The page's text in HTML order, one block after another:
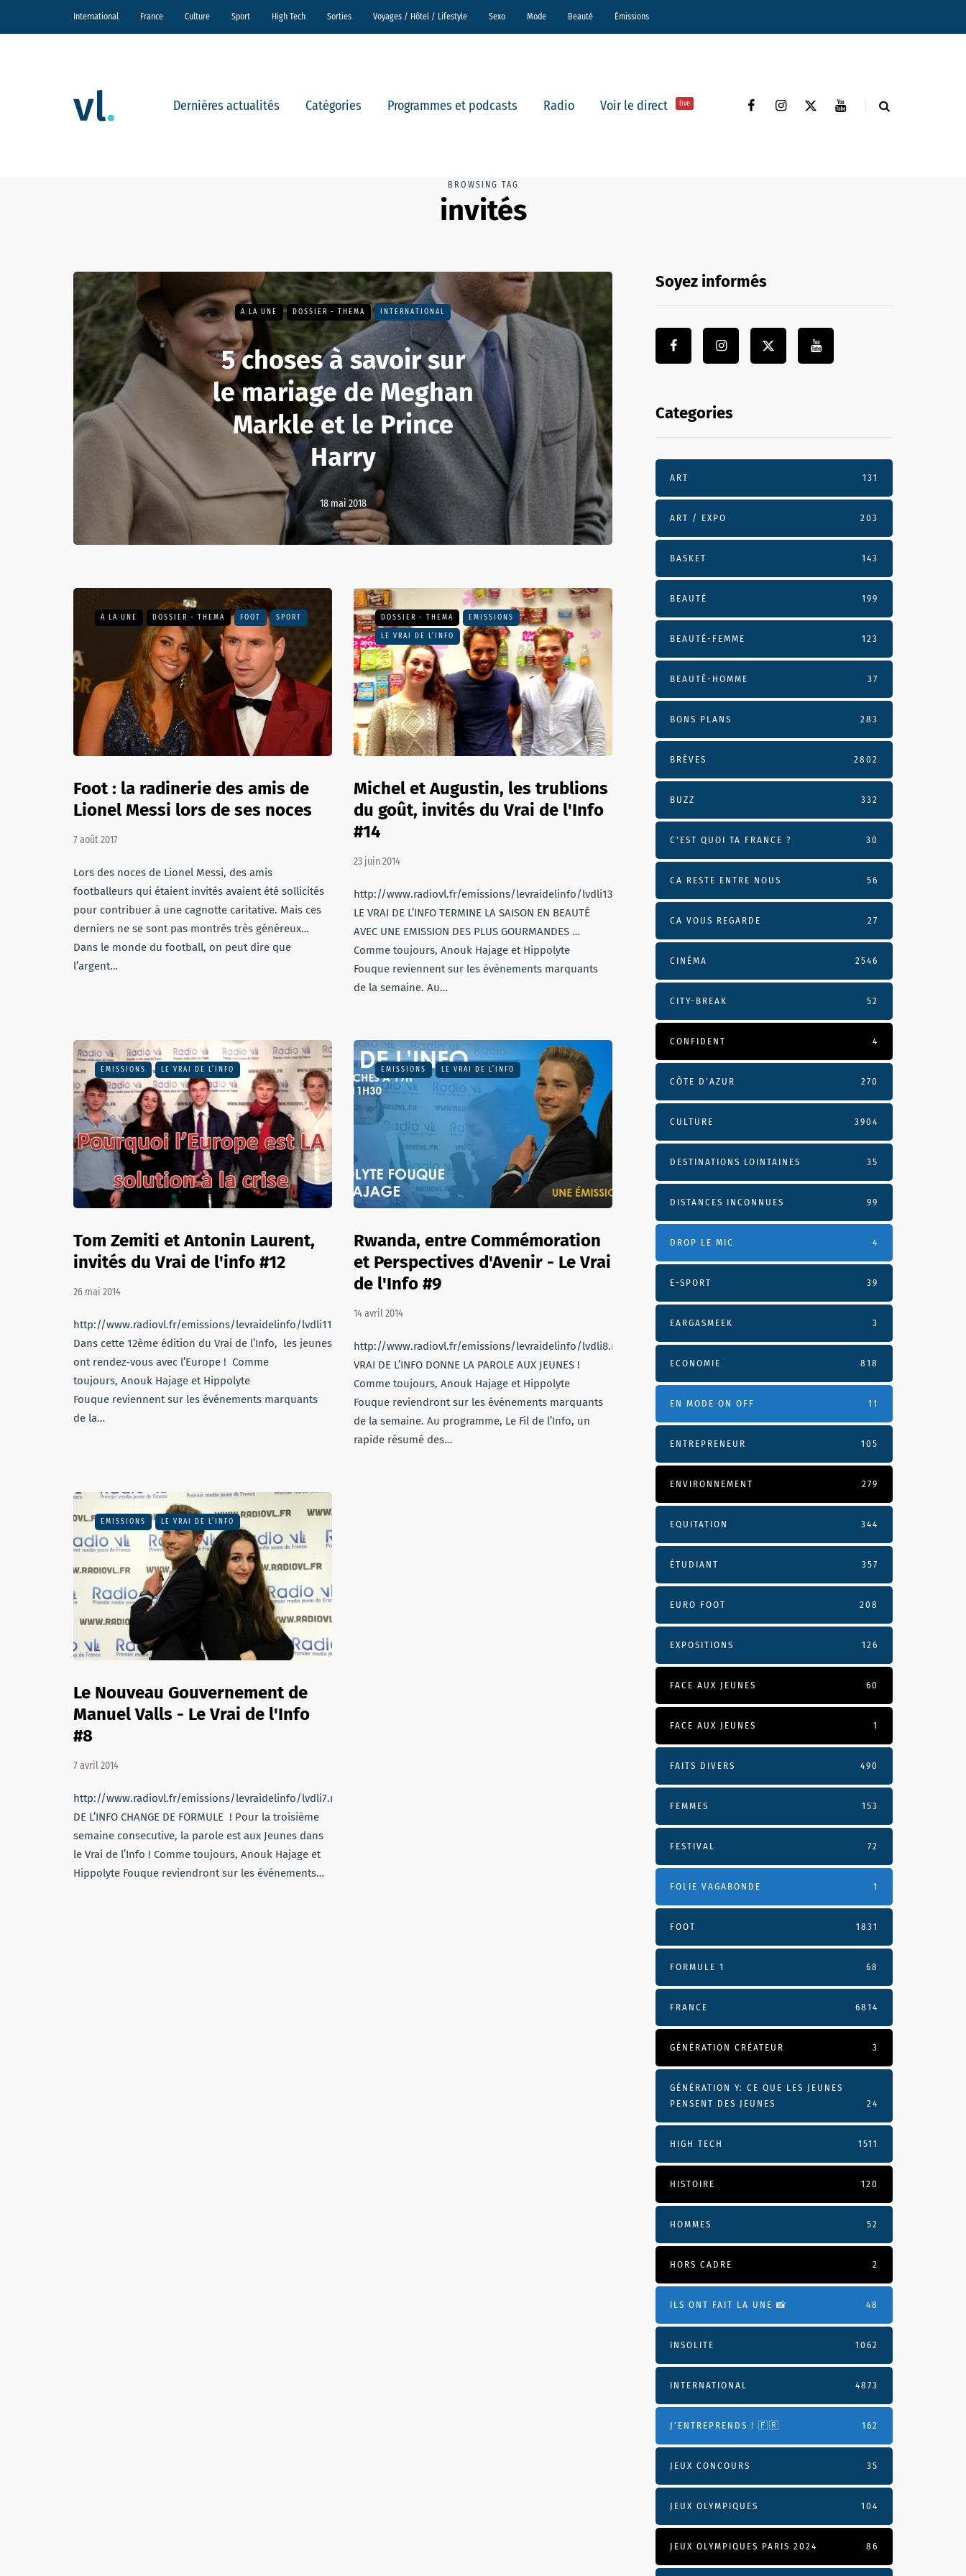
International France Culture Sport High Tech Sorties Voyages / Hôtel / Lifestyle Sexo Mode Beauté Émissions
Dernières actualités Catégories Programmes et podcasts Radio Voir le direct live
BROWSING TAG
invités
A LA UNE DOSSIER - THEMA INTERNATIONAL
5 choses à savoir sur
le mariage de Meghan
Markle et le Prince
Harry
18 mai 2018
A LA UNE DOSSIER - THEMA FOOT SPORT
Foot : la radinerie des amis de
Lionel Messi lors de ses noces
7 août 2017
Lors des noces de Lionel Messi, des amis
footballeurs qui étaient invités avaient été sollicités
pour contribuer à une cagnotte caritative. Mais ces
derniers ne se sont pas montrés très généreux…
Dans le monde du football, on peut dire que
l’argent…
DOSSIER - THEMA EMISSIONS
LE VRAI DE L’INFO
Michel et Augustin, les trublions
du goût, invités du Vrai de l'Info
#14
23 juin 2014
http://www.radiovl.fr/emissions/levraidelinfo/lvdli13.mp3
LE VRAI DE L’INFO TERMINE LA SAISON EN BEAUTÉ
AVEC UNE EMISSION DES PLUS GOURMANDES …
Comme toujours, Anouk Hajage et Hippolyte
Fouque reviennent sur les événements marquants
de la semaine. Au…
EMISSIONS LE VRAI DE L’INFO
Tom Zemiti et Antonin Laurent,
invités du Vrai de l'info #12
26 mai 2014
http://www.radiovl.fr/emissions/levraidelinfo/lvdli11.mp3
Dans cette 12ème édition du Vrai de l’Info, les jeunes
ont rendez-vous avec l’Europe ! Comme
toujours, Anouk Hajage et Hippolyte
Fouque reviennent sur les événements marquants
de la…
EMISSIONS LE VRAI DE L’INFO
Rwanda, entre Commémoration
et Perspectives d'Avenir - Le Vrai
de l'Info #9
14 avril 2014
http://www.radiovl.fr/emissions/levraidelinfo/lvdli8.mp3LE
VRAI DE L’INFO DONNE LA PAROLE AUX JEUNES !
Comme toujours, Anouk Hajage et Hippolyte
Fouque reviendront sur les événements marquants
de la semaine. Au programme, Le Fil de l’Info, un
rapide résumé des…
EMISSIONS LE VRAI DE L’INFO
Le Nouveau Gouvernement de
Manuel Valls - Le Vrai de l'Info
#8
7 avril 2014
http://www.radiovl.fr/emissions/levraidelinfo/lvdli7.mp3LE VRAI
DE L’INFO CHANGE DE FORMULE ! Pour la troisième
semaine consecutive, la parole est aux Jeunes dans
le Vrai de l’Info ! Comme toujours, Anouk Hajage et
Hippolyte Fouque reviendront sur les événements…
Soyez informés
Categories
ART 131
ART / EXPO 203
BASKET 143
BEAUTÉ 199
BEAUTÉ-FEMME 123
BEAUTÉ-HOMME 37
BONS PLANS 283
BRÈVES 2802
BUZZ 332
C'EST QUOI TA FRANCE ? 30
CA RESTE ENTRE NOUS 56
CA VOUS REGARDE 27
CINÉMA 2546
CITY-BREAK 52
CONFIDENT 4
CÔTE D’AZUR 270
CULTURE 3904
DESTINATIONS LOINTAINES 35
DISTANCES INCONNUES 99
DROP LE MIC 4
E-SPORT 39
EARGASMEEK 3
ECONOMIE 818
EN MODE ON OFF 11
ENTREPRENEUR 105
ENVIRONNEMENT 279
EQUITATION 344
ÉTUDIANT 357
EURO FOOT 208
EXPOSITIONS 126
FACE AUX JEUNES 60
FACE AUX JEUNES 1
FAITS DIVERS 490
FEMMES 153
FESTIVAL 72
FOLIE VAGABONDE 1
FOOT 1831
FORMULE 1 68
FRANCE 6814
GÉNÉRATION CRÉATEUR 3
GÉNÉRATION Y: CE QUE LES JEUNES
PENSENT DES JEUNES
24
HIGH TECH 1511
HISTOIRE 120
HOMMES 52
HORS CADRE 2
ILS ONT FAIT LA UNE 📸 48
INSOLITE 1062
INTERNATIONAL 4873
J'ENTREPRENDS ! 🇫🇷 162
JEUX CONCOURS 35
JEUX OLYMPIQUES 104
JEUX OLYMPIQUES PARIS 2024 86